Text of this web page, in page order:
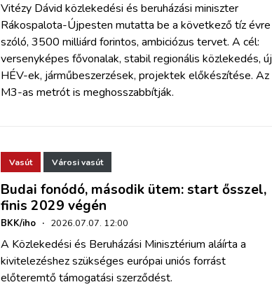
Vitézy Dávid közlekedési és beruházási miniszter
Rákospalota-Újpesten mutatta be a következő tíz évre
szóló, 3500 milliárd forintos, ambiciózus tervet. A cél:
versenyképes fővonalak, stabil regionális közlekedés, új
HÉV-ek, járműbeszerzések, projektek előkészítése. Az
M3-as metrót is meghosszabbítják.
Vasút Városi vasút
Budai fonódó, második ütem: start ősszel,
finis 2029 végén
BKK/iho · 2026.07.07. 12:00
A Közlekedési és Beruházási Minisztérium aláírta a
kivitelezéshez szükséges európai uniós forrást
előteremtő támogatási szerződést.